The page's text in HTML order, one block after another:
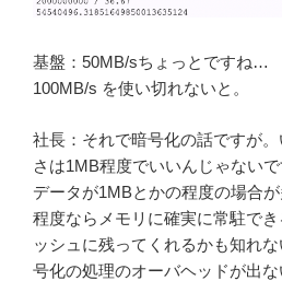
基盤：50MB/sちょっとですね…
100MB/s を使い切れないと。
社長：それで暗号化の話ですが
さは1MB程度でいいんじゃない
データが1MBとかの程度の場合
程度ならメモリに確実に常駐で
ッシュに残ってくれるかも知れ
号化の処理のオーバヘッドが出